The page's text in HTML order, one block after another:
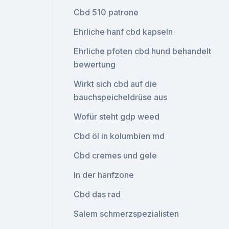
Cbd 510 patrone
Ehrliche hanf cbd kapseln
Ehrliche pfoten cbd hund behandelt
bewertung
Wirkt sich cbd auf die
bauchspeicheldrüse aus
Wofür steht gdp weed
Cbd öl in kolumbien md
Cbd cremes und gele
In der hanfzone
Cbd das rad
Salem schmerzspezialisten